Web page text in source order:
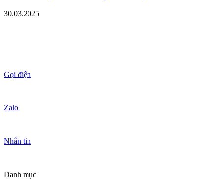
30.03.2025
Gọi điện
Zalo
Nhắn tin
Danh mục